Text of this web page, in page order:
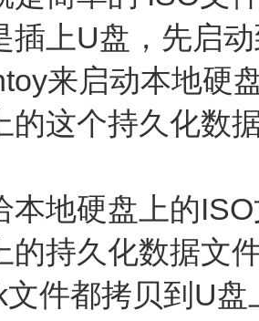
插上U盘，先启
来启动本地硬
的这个持久化数
本地硬盘上的
的持久化数据文
件都拷贝到U盘